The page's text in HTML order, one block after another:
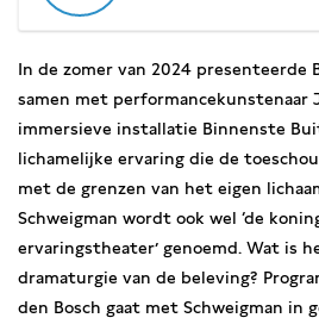
In de zomer van 2024 presenteerde
samen met performancekunstenaar
immersieve installatie Binnenste
lichamelijke ervaring die de
met de grenzen van het eigen
Schweigman wordt ook wel ‘de
ervaringstheater’ genoemd. Wat is
dramaturgie van de beleving?
den Bosch gaat met Schweigman in